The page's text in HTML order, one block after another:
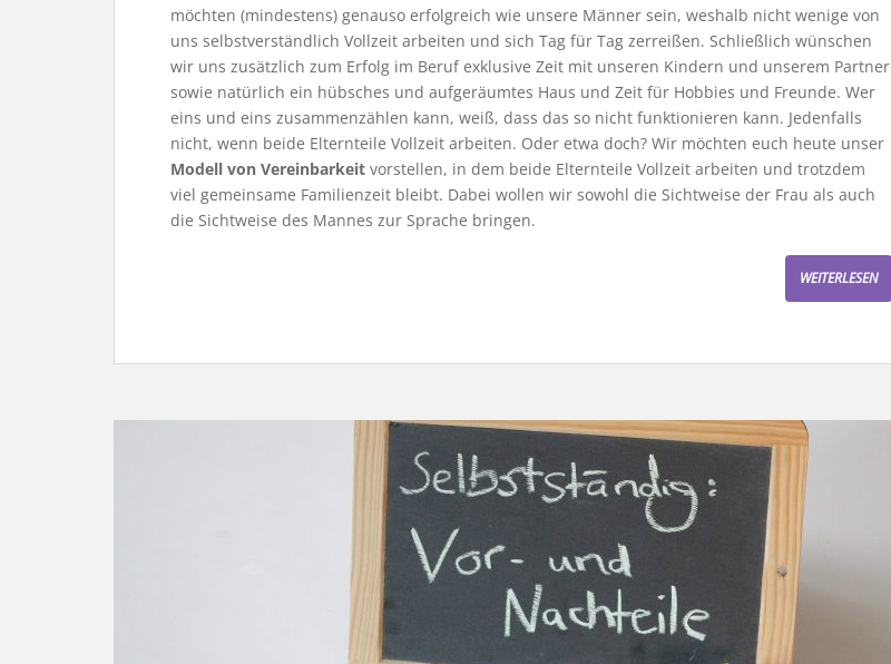
möchten (mindestens) genauso erfolgreich wie unsere Männer sein, weshalb nicht wenige von
uns selbstverständlich Vollzeit arbeiten und sich Tag für Tag zerreißen. Schließlich wünschen
wir uns zusätzlich zum Erfolg im Beruf exklusive Zeit mit unseren Kindern und unserem Partner
sowie natürlich ein hübsches und aufgeräumtes Haus und Zeit für Hobbies und Freunde. Wer
eins und eins zusammenzählen kann, weiß, dass das so nicht funktionieren kann. Jedenfalls
nicht, wenn beide Elternteile Vollzeit arbeiten. Oder etwa doch? Wir möchten euch heute unser
Modell von Vereinbarkeit vorstellen, in dem beide Elternteile Vollzeit arbeiten und trotzdem
viel gemeinsame Familienzeit bleibt. Dabei wollen wir sowohl die Sichtweise der Frau als auch
die Sichtweise des Mannes zur Sprache bringen.
WEITERLESEN